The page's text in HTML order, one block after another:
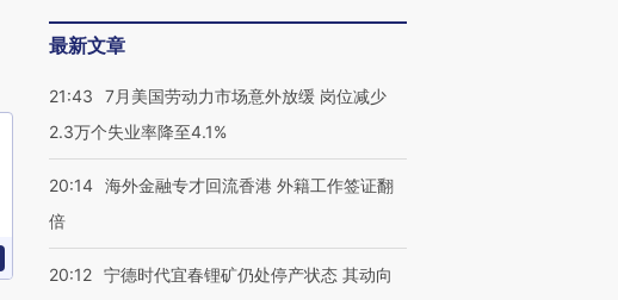
最新文章
21:43
7月美国劳动力市场意外放缓 岗位减少
2.3万个失业率降至4.1%
20:14 海外金融专才回流香港 外籍工作签证翻
倍
20:12 宁德时代宜春锂矿仍处停产状态 其动向